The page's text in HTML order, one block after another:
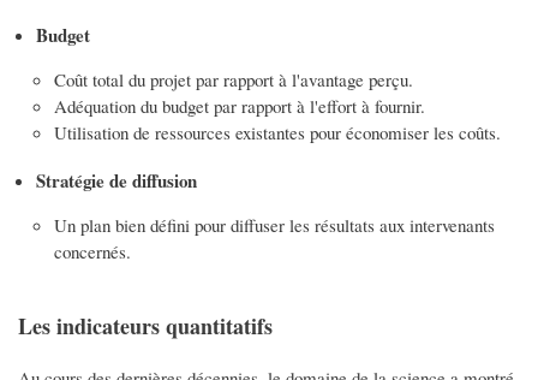
Budget
Coût total du projet par rapport à l'avantage perçu.
Adéquation du budget par rapport à l'effort à fournir.
Utilisation de ressources existantes pour économiser les coûts.
Stratégie de diffusion
Un plan bien défini pour diffuser les résultats aux intervenants
concernés.
Les indicateurs quantitatifs